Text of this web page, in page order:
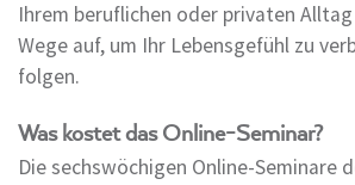
Ihrem beruflichen oder privaten
Wege auf, um Ihr Lebensgefühl zu
folgen.
Was kostet das Online-Seminar?
Die sechswöchigen Online-Seminare